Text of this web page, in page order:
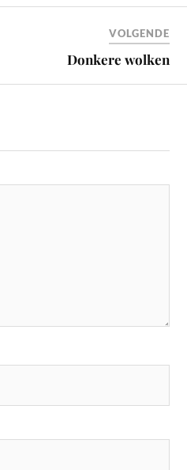
VOLGENDE
Donkere wolken